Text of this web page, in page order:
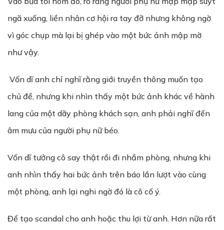
ngã xuống, liền nhân cơ hội ra tay đỡ nhưng không ngờ
vì góc chụp mà lại bị ghép vào một bức ảnh mập mờ
như vậy.
Vốn dĩ anh chỉ nghĩ rằng giới truyền thông muốn tạo
chủ đề, nhưng khi nhìn thấy một bức ảnh khác về hành
lang của một dãy phòng khách sạn, anh phải nghĩ đến
âm mưu của người phụ nữ béo.
Vốn dĩ tưởng cô say thật rồi đi nhầm phòng, nhưng khi
anh nhìn thấy hai bức ảnh trên báo lần lượt vào cùng
một phòng, anh lại nghi ngờ đó là cô cố ý.
Để tạo scandal cho anh hoặc thu lợi từ anh. Hơn nữa rất